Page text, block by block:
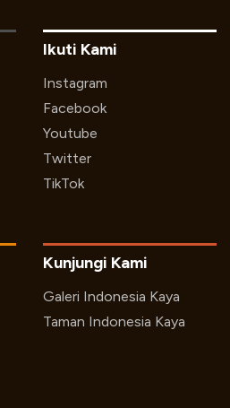
Ikuti Kami
Instagram
Facebook
Youtube
Twitter
TikTok
Kunjungi Kami
Galeri Indonesia Kaya
Taman Indonesia Kaya